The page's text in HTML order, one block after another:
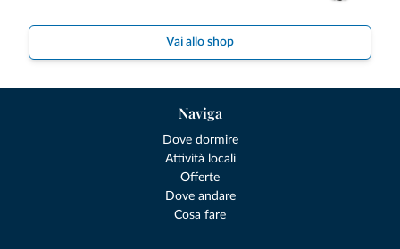
Vai allo shop
Naviga
Dove dormire
Attività locali
Offerte
Dove andare
Cosa fare